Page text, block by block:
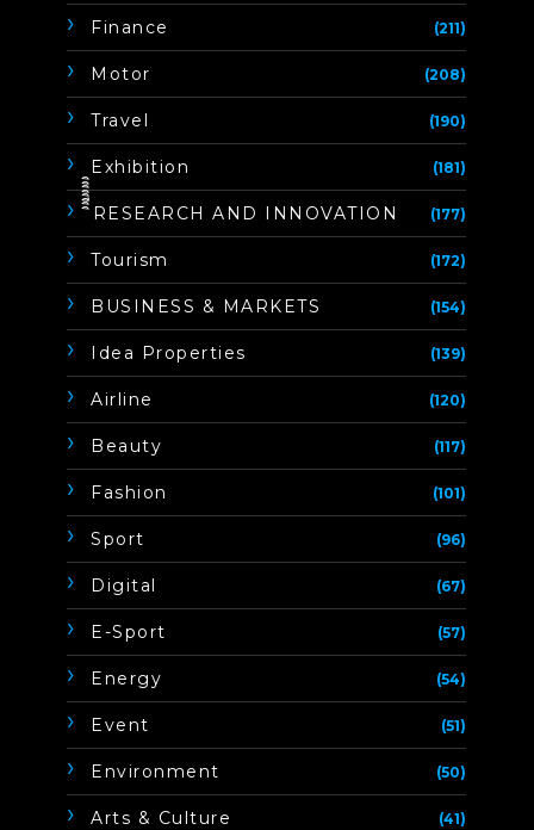
Finance (211)
Motor (208)
Travel (190)
Exhibition (181)
ิิีิิิิิRESEARCH AND INNOVATION (177)
Tourism (172)
BUSINESS & MARKETS (154)
Idea Properties (139)
Airline (120)
Beauty (117)
Fashion (101)
Sport (96)
Digital (67)
E-Sport (57)
Energy (54)
Event (51)
Environment (50)
Arts & Culture (41)